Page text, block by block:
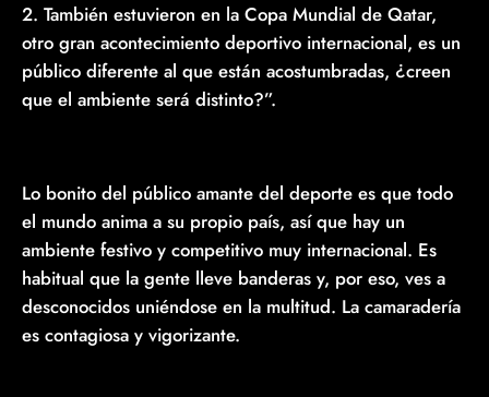
2. También estuvieron en la Copa Mundial de Qatar,
otro gran acontecimiento deportivo internacional, es un
público diferente al que están acostumbradas, ¿creen
que el ambiente será distinto?”.
Lo bonito del público amante del deporte es que todo
el mundo anima a su propio país, así que hay un
ambiente festivo y competitivo muy internacional. Es
habitual que la gente lleve banderas y, por eso, ves a
desconocidos uniéndose en la multitud. La camaradería
es contagiosa y vigorizante.